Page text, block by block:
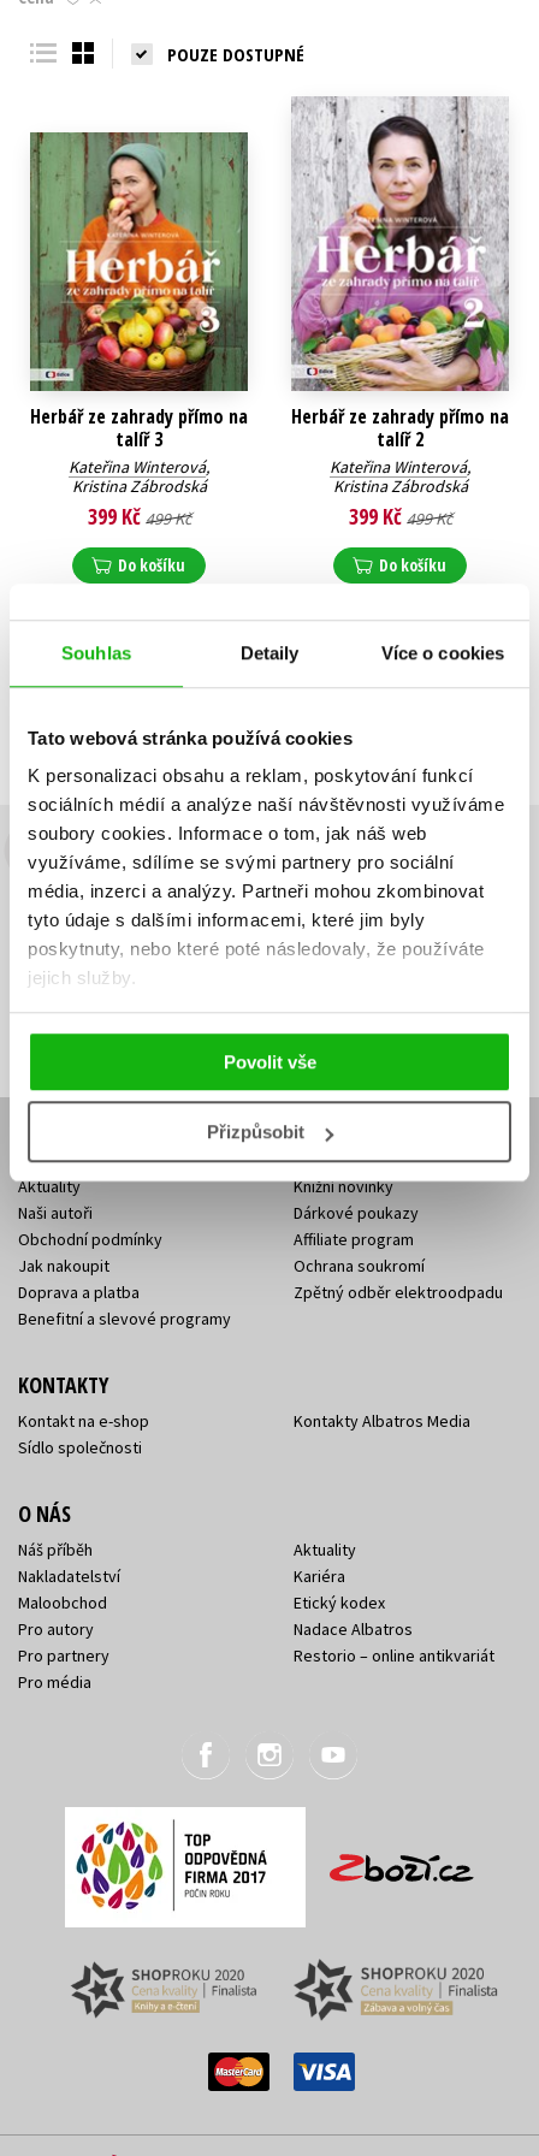
Souhlas Detaily Více o cookies
Tato webová stránka používá cookies
K personalizaci obsahu a reklam, poskytování funkcí
sociálních médií a analýze naší návštěvnosti využíváme
soubory cookies. Informace o tom, jak náš web
využíváme, sdílíme se svými partnery pro sociální
média, inzerci a analýzy. Partneři mohou zkombinovat
tyto údaje s dalšími informacemi, které jim byly
poskytnuty, nebo které poté následovaly, že používáte
jejich služby.
Povolit vše
Přizpůsobit
Young adult (SK)
POUZE DOSTUPNÉ
Herbář ze zahrady přímo na
talíř 3
Kateřina Winterová,
Kristina Zábrodská
399 Kč 499 Kč
Do košíku
Herbář ze zahrady přímo na
talíř 2
Kateřina Winterová,
Kristina Zábrodská
399 Kč 499 Kč
Do košíku
Zobrazuji 1 až 2 z celkem 2 záznamů
Předchozí 1 Další
Budete to vědět jako první!
Zajímá Vás, jaký knižní hit právě vychází, na jaké zboží je výhodná
sleva, jaká běží soutěž o ceny? Přihlášením k odběru našich e-
mailových novineksouhlasíte se zpracováním osobních údajů.
mailová
adresa
mailová
adresa
Vaše e-mailová adresa Přihlásit se
Aktuality
Naši autoři
Obchodní podmínky
Jak nakoupit
Doprava a platba
Benefitní a slevové programy
Knižní novinky
Dárkové poukazy
Affiliate program
Ochrana soukromí
Zpětný odběr elektroodpadu
KONTAKTY
Kontakt na e-shop
Sídlo společnosti
Kontakty Albatros Media
O NÁS
Náš příběh
Nakladatelství
Maloobchod
Pro autory
Pro partnery
Pro média
Aktuality
Kariéra
Etický kodex
Nadace Albatros
Restorio – online antikvariát